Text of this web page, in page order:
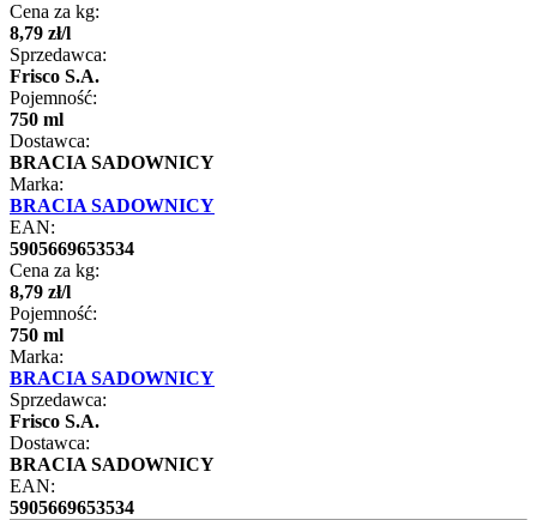
Cena za kg:
8,79 zł/l
Sprzedawca:
Frisco S.A.
Pojemność:
750 ml
Dostawca:
BRACIA SADOWNICY
Marka:
BRACIA SADOWNICY
EAN:
5905669653534
Cena za kg:
8,79 zł/l
Pojemność:
750 ml
Marka:
BRACIA SADOWNICY
Sprzedawca:
Frisco S.A.
Dostawca:
BRACIA SADOWNICY
EAN:
5905669653534